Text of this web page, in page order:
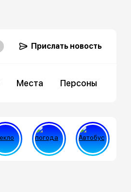
Прислать новость
Места Персоны